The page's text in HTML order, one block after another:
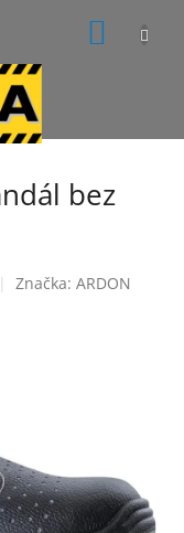
bez
Značka: ARDON